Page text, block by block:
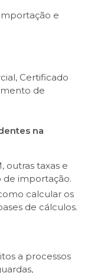
e
Certificado
de
na
outras taxas e
de importação.
calcular os
de cálculos.
a processos